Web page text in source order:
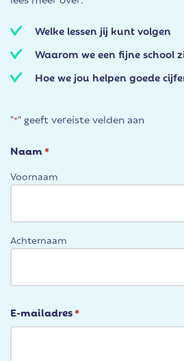
Welke lessen jij kunt volgen
Waarom we een fijne school
Hoe we jou helpen goede
"*" geeft vereiste velden aan
Naam*
Voornaam
Achternaam
E-mailadres*